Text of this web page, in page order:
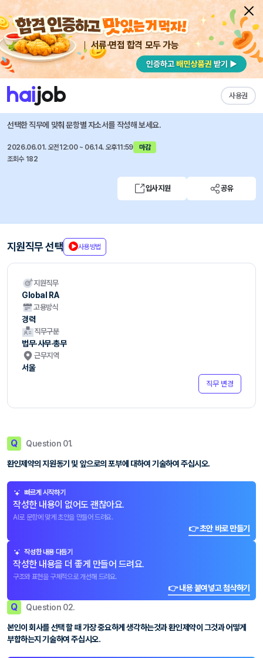
서류·면접 합격 모두 가능
사용권
채용공고 자소서 자유항목 자소서 내 작성목록
환인제약 즐겨찾기
6월 신입/경력 채용
선택한 직무에 맞춰 문항별 자소서를 작성해 보세요.
2026.06.01. 오전12:00 ~ 06.14. 오후11:59
마감
조회수 182
입사지원 공유
지원직무 선택 사용방법
지원직무
Global RA
고용방식
경력
직무구분
법무·사무·총무
근무지역
서울
직무 변경
Q Question 01.
환인제약의 지원동기 및 앞으로의 포부에 대하여 기술하여 주십시오.
빠르게 시작하기
작성한 내용이 없어도 괜찮아요.
AI로 문항에 맞게 초안을 만들어 드려요.
👉 초안 바로 만들기
작성한 내용 다듬기
작성한 내용을 더 좋게 만들어 드려요.
구조와 표현을 구체적으로 개선해 드려요.
👉 내용 붙여넣고 첨삭하기
Q Question 02.
본인이 회사를 선택 할 때 가장 중요하게 생각하는것과 환인제약이 그것과 어떻게
부합하는지 기술하여 주십시오.